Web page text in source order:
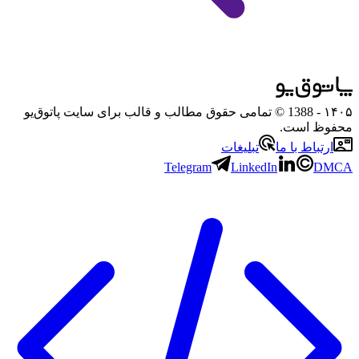
۱۴۰۵
- 1388 © تمامی حقوق مطالب و قالب برای سایت پاتوق‌یو
محفوظ است.
ارتباط با ما
تبلیغات
Telegram
LinkedIn DMCA